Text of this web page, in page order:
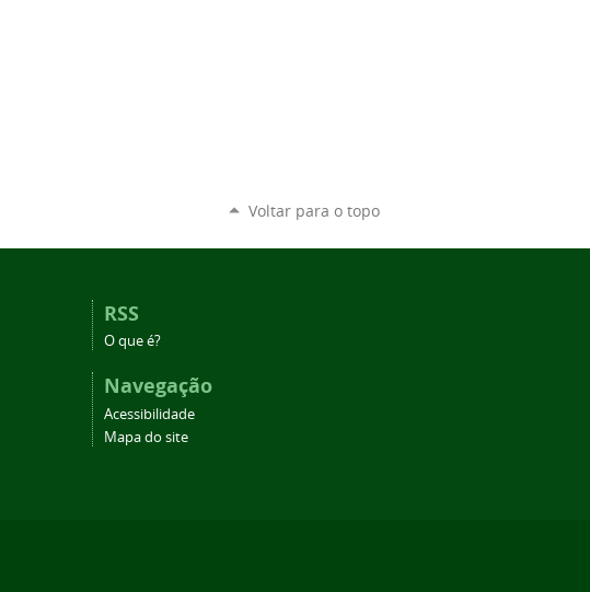
Voltar para o topo
RSS
O que é?
Navegação
Acessibilidade
Mapa do site